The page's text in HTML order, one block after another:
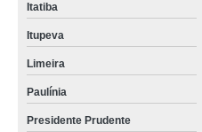
Itatiba
Itupeva
Limeira
Paulínia
Presidente Prudente